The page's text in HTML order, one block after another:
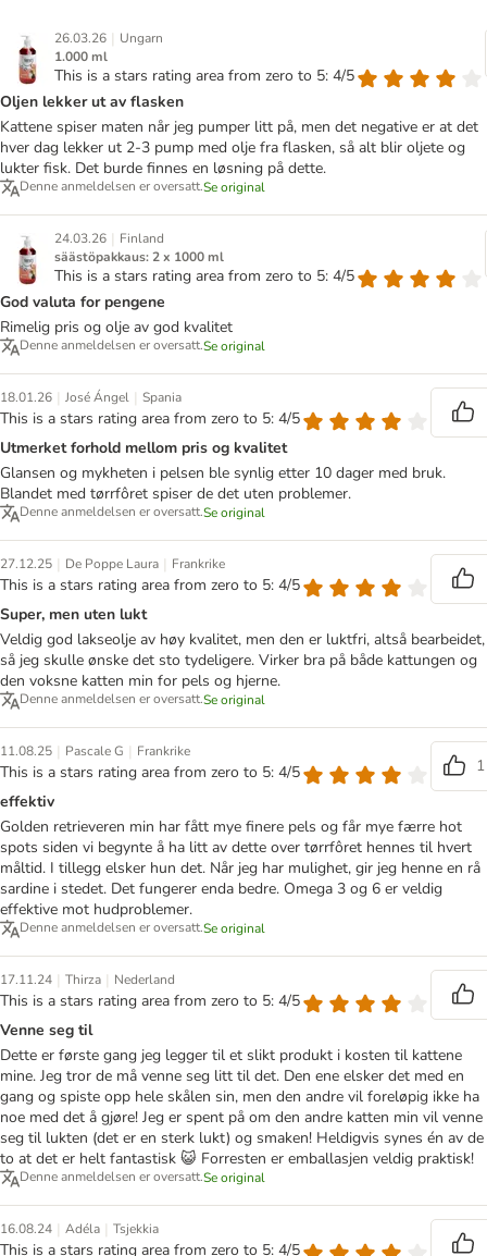
26.03.26 | Ungarn
1.000 ml
This is a stars rating area from zero to 5: 4/5
Oljen lekker ut av flasken
Kattene spiser maten når jeg pumper litt på, men det negative er at det
hver dag lekker ut 2-3 pump med olje fra flasken, så alt blir oljete og
lukter fisk. Det burde finnes en løsning på dette.
Denne anmeldelsen er oversatt.Se original
24.03.26 | Finland
säästöpakkaus: 2 x 1000 ml
This is a stars rating area from zero to 5: 4/5
God valuta for pengene
Rimelig pris og olje av god kvalitet
Denne anmeldelsen er oversatt.Se original
18.01.26 | José Ángel | Spania
This is a stars rating area from zero to 5: 4/5
Utmerket forhold mellom pris og kvalitet
Glansen og mykheten i pelsen ble synlig etter 10 dager med bruk.
Blandet med tørrfôret spiser de det uten problemer.
Denne anmeldelsen er oversatt.Se original
27.12.25 | De Poppe Laura | Frankrike
This is a stars rating area from zero to 5: 4/5
Super, men uten lukt
Veldig god lakseolje av høy kvalitet, men den er luktfri, altså bearbeidet,
så jeg skulle ønske det sto tydeligere. Virker bra på både kattungen og
den voksne katten min for pels og hjerne.
Denne anmeldelsen er oversatt.Se original
11.08.25 | Pascale G | Frankrike
This is a stars rating area from zero to 5: 4/5
1
effektiv
Golden retrieveren min har fått mye finere pels og får mye færre hot
spots siden vi begynte å ha litt av dette over tørrfôret hennes til hvert
måltid. I tillegg elsker hun det. Når jeg har mulighet, gir jeg henne en rå
sardine i stedet. Det fungerer enda bedre. Omega 3 og 6 er veldig
effektive mot hudproblemer.
Denne anmeldelsen er oversatt.Se original
17.11.24 | Thirza | Nederland
This is a stars rating area from zero to 5: 4/5
Venne seg til
Dette er første gang jeg legger til et slikt produkt i kosten til kattene
mine. Jeg tror de må venne seg litt til det. Den ene elsker det med en
gang og spiste opp hele skålen sin, men den andre vil foreløpig ikke ha
noe med det å gjøre! Jeg er spent på om den andre katten min vil venne
seg til lukten (det er en sterk lukt) og smaken! Heldigvis synes én av de
to at det er helt fantastisk 😺 Forresten er emballasjen veldig praktisk!
Denne anmeldelsen er oversatt.Se original
16.08.24 | Adéla | Tsjekkia
This is a stars rating area from zero to 5: 4/5